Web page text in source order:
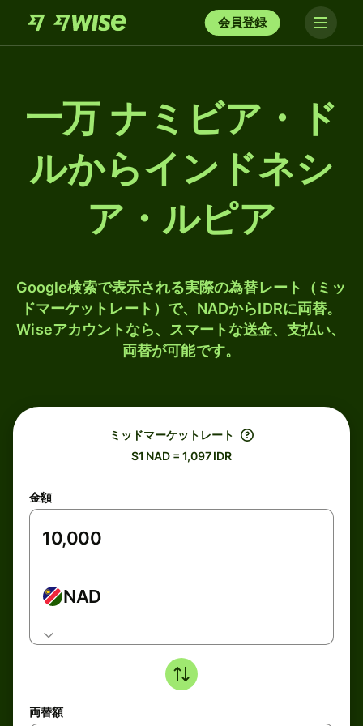
会員登録
一万 ナミビア・ド
ルからインドネシ
ア・ルピア
Google検索で表示される実際の為替レート（ミッ
ドマーケットレート）で、NADからIDRに両替。
Wiseアカウントなら、スマートな送金、支払い、
両替が可能です。
ミッドマーケットレート
$1 NAD = 1,097 IDR
金額
NAD
両替額